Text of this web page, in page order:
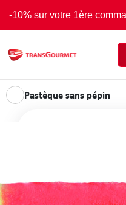
-10% sur votre 1ère
Pastèque sans pépin